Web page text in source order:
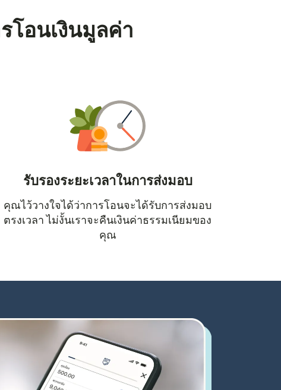
โอนเงินมูลค่า
ในหน้าต่างใหม่)
รับรองระยะเวลาในการส่งมอบ
คุณไว้วางใจได้ว่าการโอนจะได้รับการส่งมอบ
ตรงเวลา ไม่งั้นเราจะคืนเงินค่าธรรมเนียมของ
คุณ